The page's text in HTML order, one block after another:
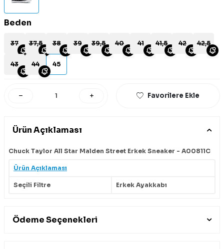
Beden
37 37,5 38 39 39,5 40 41 41,5 42 42,5
43 44 45
Favorilere Ekle
Ürün Açıklaması
Chuck Taylor All Star Malden Street Erkek Sneaker - A00811C
Ürün Açıklaması
Seçili Filtre Erkek Ayakkabı
Ödeme Seçenekleri